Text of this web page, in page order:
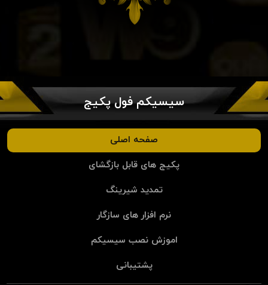
سیسیکم فول پکیج
صفحه اصلی
پکیج های قابل بازگشای
تمدید شیرینگ
نرم افزار های سازگار
اموزش نصب سیسیکم
پشتیبانی